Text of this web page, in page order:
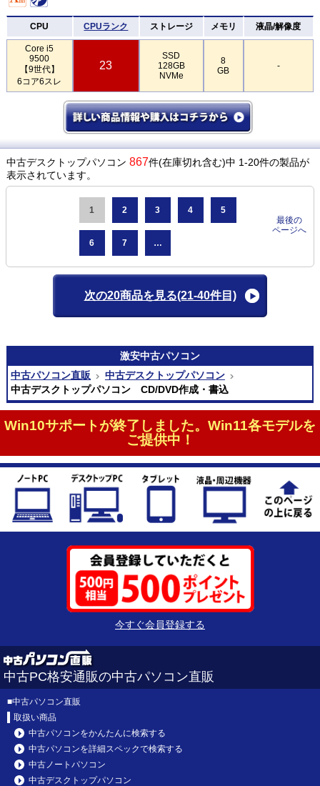
CPU CPUランク ストレージ メモリ 液晶/解像度
Core i5
9500
【9世代】
6コア6スレ
23
SSD
128GB
NVMe
8
GB
-
中古デスクトップパソコン 867件(在庫切れ含む)中 1-20件の製品が
表示されています。
1 2 3 4 5
6 7 …
最後の
ページへ
次の20商品を見る(21-40件目)
激安中古パソコン
中古パソコン直販
中古デスクトップパソコン
中古デスクトップパソコン CD/DVD作成・書込
Win10サポートが終了しました。Win11各モデルを
ご提供中！
今すぐ会員登録する
中古PC格安通販の中古パソコン直販
■中古パソコン直販
取扱い商品
中古パソコンをかんたんに検索する
中古パソコンを詳細スペックで検索する
中古ノートパソコン
中古デスクトップパソコン